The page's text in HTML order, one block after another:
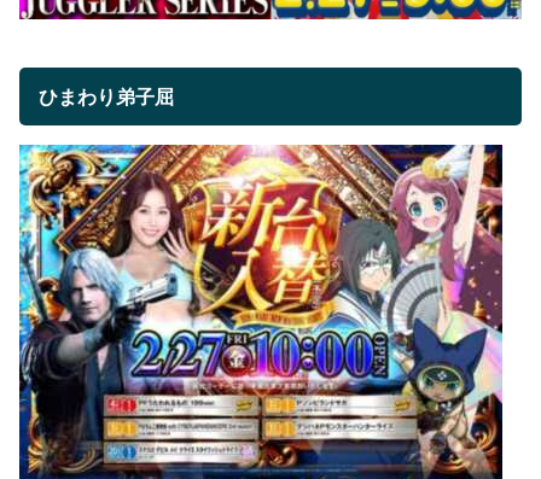
ひまわり弟子屈